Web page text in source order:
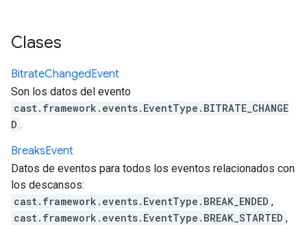
Clases
BitrateChangedEvent
Son los datos del evento
cast.framework.events.EventType.BITRATE_CHANGE
D .
BreaksEvent
Datos de eventos para todos los eventos relacionados con
los descansos:
cast.framework.events.EventType.BREAK_ENDED ,
cast.framework.events.EventType.BREAK_STARTED ,